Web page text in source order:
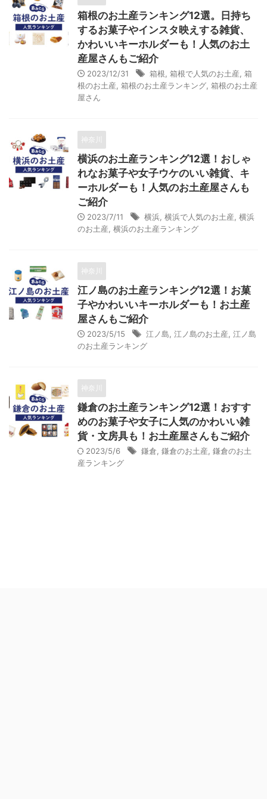
箱根のお土産ランキング12選。日持ち
するお菓子やインスタ映えする雑貨、
かわいいキーホルダーも！人気のお土
産屋さんもご紹介
2023/12/31 箱根 箱根で人気のお土産 箱
根のお土産 箱根のお土産ランキング 箱根のお土産
屋さん
神奈川
横浜のお土産ランキング12選！おしゃ
れなお菓子や女子ウケのいい雑貨、キ
ーホルダーも！人気のお土産屋さんも
ご紹介
2023/7/11 横浜 横浜で人気のお土産 横浜
のお土産 横浜のお土産ランキング
神奈川
江ノ島のお土産ランキング12選！お菓
子やかわいいキーホルダーも！お土産
屋さんもご紹介
2023/5/15 江ノ島 江ノ島のお土産 江ノ島
のお土産ランキング
神奈川
鎌倉のお土産ランキング12選！おすす
めのお菓子や女子に人気のかわいい雑
貨・文房具も！お土産屋さんもご紹介
2023/5/6 鎌倉 鎌倉のお土産 鎌倉のお土
産ランキング